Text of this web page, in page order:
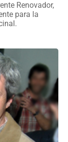
Renovador,
para la